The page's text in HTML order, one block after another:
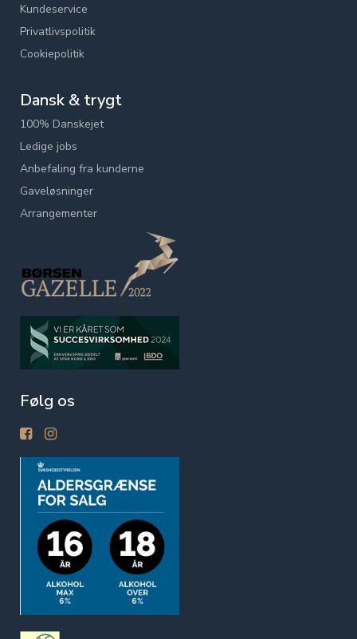
Kundeservice
Privatlivspolitik
Cookiepolitik
Dansk & trygt
100% Danskejet
Ledige jobs
Anbefaling fra kunderne
Gaveløsninger
Arrangementer
Følg os